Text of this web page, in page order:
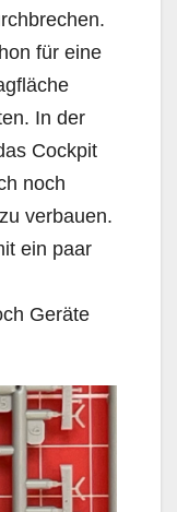
für eine
In der
Cockpit
noch
verbauen.
ein paar
Geräte